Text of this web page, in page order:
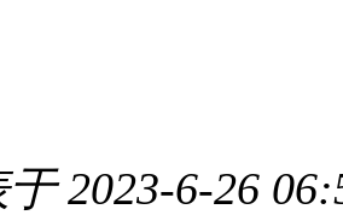
2023-6-26